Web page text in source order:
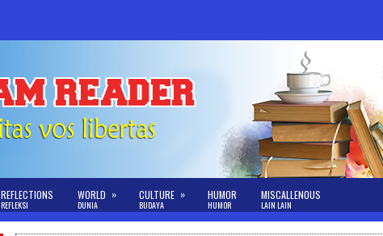
REFLECTIONS
REFLEKSI
WORLD
DUNIA
» CULTURE
BUDAYA
» HUMOR
HUMOR
MISCALLENOUS
LAIN LAIN